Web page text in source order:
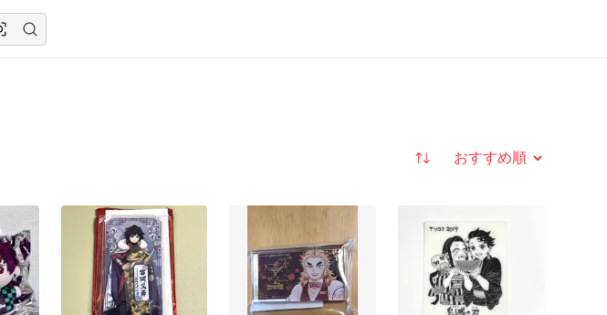
並び替え